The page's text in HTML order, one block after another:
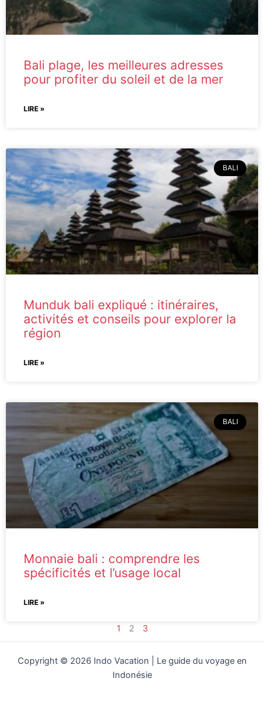
Bali plage, les meilleures adresses
pour profiter du soleil et de la mer
LIRE »
BALI
Munduk bali expliqué : itinéraires,
activités et conseils pour explorer la
région
LIRE »
BALI
Monnaie bali : comprendre les
spécificités et l’usage local
LIRE »
1 2 3
Copyright © 2026 Indo Vacation | Le guide du voyage en
Indonésie